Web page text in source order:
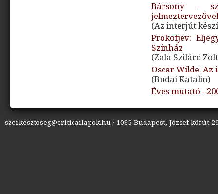
Bársony -
jelmeztervezővel
(Az interjút
Prokofjev:
Színház
(Zala Szilárd
Oscar Wilde: Az
(Budai Katalin)
Éves mutató -
szerkesztoseg@criticailapok.hu · 1085 Budapest, József körút